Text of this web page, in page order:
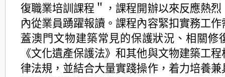
復職業培訓課程＂，課程開辦以來反應熱烈
內從業員踴躍報讀。課程內容緊扣實務工
蓋澳門文物建築常見的保護狀況、相關修
《文化遺產保護法》和其他與文物建築工
律法規，並結合大量實踐操作，着力培養兼